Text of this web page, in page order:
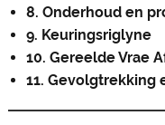
8. Onderhoud en
9. Keuringsriglyne
10. Gereelde Vrae
11. Gevolgtrekking